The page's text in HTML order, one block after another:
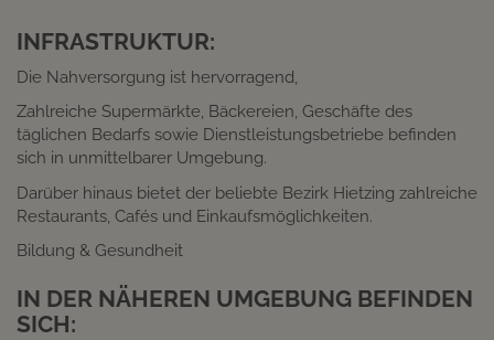
INFRASTRUKTUR:
Die Nahversorgung ist hervorragend,
Zahlreiche Supermärkte, Bäckereien, Geschäfte des
täglichen Bedarfs sowie Dienstleistungsbetriebe befinden
sich in unmittelbarer Umgebung.
Darüber hinaus bietet der beliebte Bezirk Hietzing zahlreiche
Restaurants, Cafés und Einkaufsmöglichkeiten.
Bildung & Gesundheit
IN DER NÄHEREN UMGEBUNG BEFINDEN
SICH: